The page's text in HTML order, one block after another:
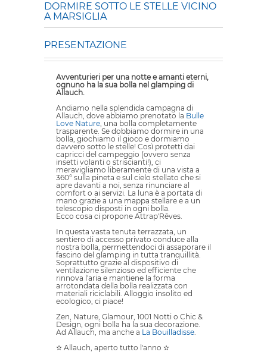
DORMIRE SOTTO LE STELLE VICINO
A MARSIGLIA
PRESENTAZIONE
Avventurieri per una notte e amanti eterni,
ognuno ha la sua bolla nel glamping di
Allauch.
Andiamo nella splendida campagna di
Allauch, dove abbiamo prenotato la Bulle
Love Nature, una bolla completamente
trasparente. Se dobbiamo dormire in una
bolla, giochiamo il gioco e dormiamo
davvero sotto le stelle! Così protetti dai
capricci del campeggio (ovvero senza
insetti volanti o striscianti!), ci
meravigliamo liberamente di una vista a
360° sulla pineta e sul cielo stellato che si
apre davanti a noi, senza rinunciare al
comfort o ai servizi. La luna è a portata di
mano grazie a una mappa stellare e a un
telescopio disposti in ogni bolla.
Ecco cosa ci propone Attrap'Rêves.
In questa vasta tenuta terrazzata, un
sentiero di accesso privato conduce alla
nostra bolla, permettendoci di assaporare il
fascino del glamping in tutta tranquillità.
Soprattutto grazie al dispositivo di
ventilazione silenzioso ed efficiente che
rinnova l'aria e mantiene la forma
arrotondata della bolla realizzata con
materiali riciclabili. Alloggio insolito ed
ecologico, ci piace!
Zen, Nature, Glamour, 1001 Notti o Chic &
Design, ogni bolla ha la sua decorazione.
Ad Allauch, ma anche a La Bouilladisse.
✫ Allauch, aperto tutto l'anno ✫